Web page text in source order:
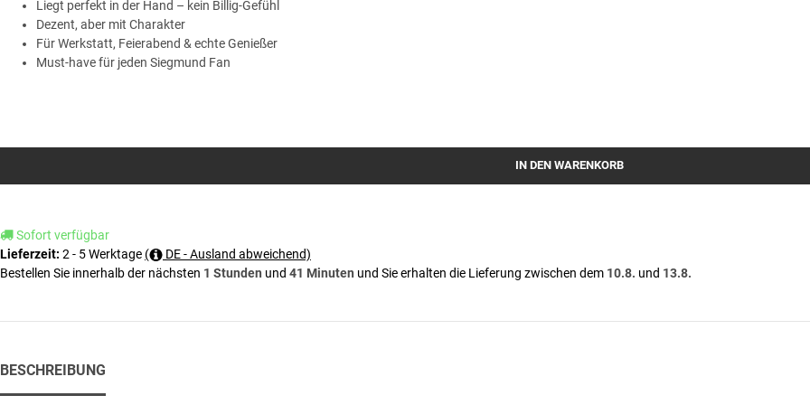
Liegt perfekt in der Hand – kein Billig-Gefühl
Dezent, aber mit Charakter
Für Werkstatt, Feierabend & echte Genießer
Must-have für jeden Siegmund Fan
IN DEN WARENKORB
Sofort verfügbar
Lieferzeit: 2 - 5 Werktage (
DE - Ausland abweichend)
Bestellen Sie innerhalb der nächsten 1 Stunden und 41 Minuten und Sie erhalten die Lieferung zwischen dem 10.8. und 13.8.
BESCHREIBUNG